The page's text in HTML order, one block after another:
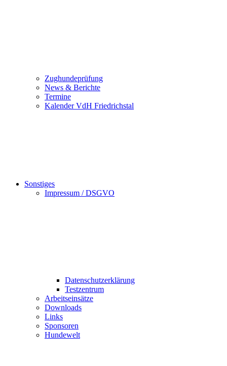
Zughundeprüfung
News & Berichte
Termine
Kalender VdH Friedrichstal
Sonstiges
Impressum / DSGVO
Datenschutzerklärung
Testzentrum
Arbeitseinsätze
Downloads
Links
Sponsoren
Hundewelt